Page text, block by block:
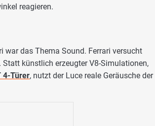
reagieren.
war das Thema Sound. Ferrari versucht
künstlich erzeugter V8-Simulationen,
4-Türer, nutzt der Luce reale Geräusche der